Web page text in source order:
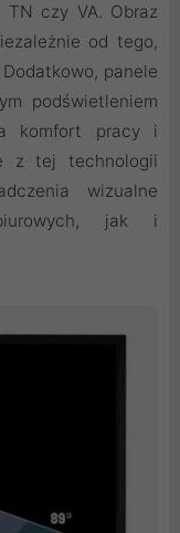
TN czy VA. Obraz
od tego,
panele
podświetleniem
komfort pracy i
z tej technologii
wizualne
jak i